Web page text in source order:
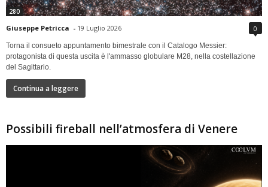
280
Giuseppe Petricca - 19 Luglio 2026 0
Torna il consueto appuntamento bimestrale con il Catalogo Messier:
protagonista di questa uscita è l'ammasso globulare M28, nella costellazione
del Sagittario.
Continua a leggere
Possibili fireball nell’atmosfera di Venere